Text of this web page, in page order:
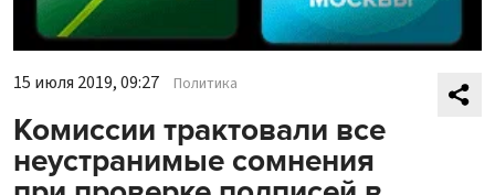
15 июля 2019, 09:27 Политика
Комиссии трактовали все
неустранимые сомнения